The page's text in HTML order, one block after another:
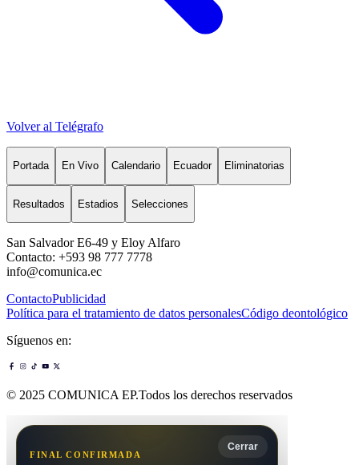
Volver al Telégrafo
Portada En Vivo Calendario Ecuador Eliminatorias
Resultados Estadios Selecciones
San Salvador E6-49 y Eloy Alfaro
Contacto: +593 98 777 7778
info@comunica.ec
ContactoPublicidad
Política para el tratamiento de datos personalesCódigo deontológico
Síguenos en:
© 2025 COMUNICA EP.Todos los derechos reservados
Cerrar
FINAL CONFIRMADA